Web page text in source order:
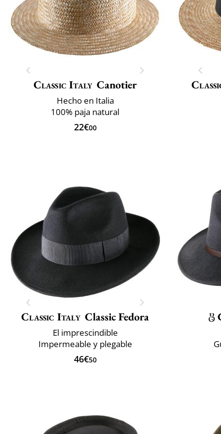
Classic Italy Canotier
Hecho en Italia
100% paja natural
22€00
Classic Italy Classic Fedora
El imprescindible
Impermeable y plegable
46€50